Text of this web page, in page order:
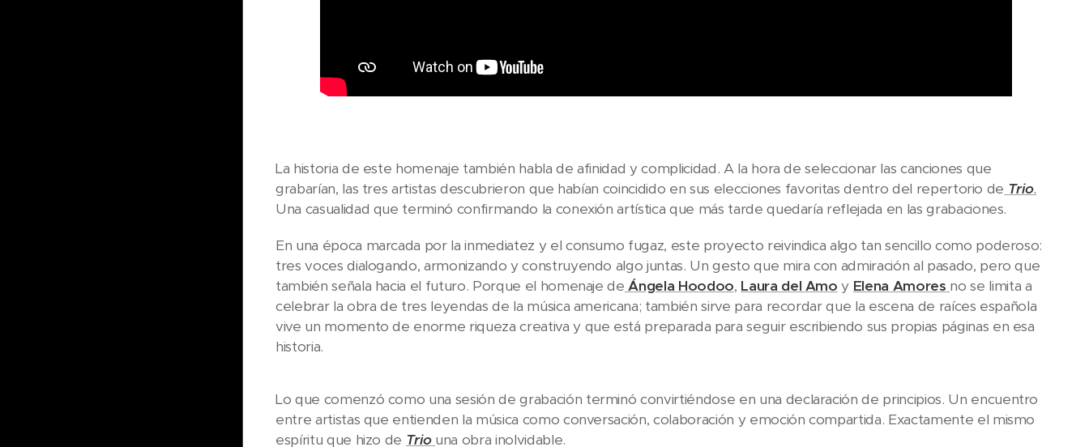
La historia de este homenaje también habla de afinidad y complicidad. A la hora de seleccionar las canciones que
grabarían, las tres artistas descubrieron que habían coincidido en sus elecciones favoritas dentro del repertorio de Trio.
Una casualidad que terminó confirmando la conexión artística que más tarde quedaría reflejada en las grabaciones.
En una época marcada por la inmediatez y el consumo fugaz, este proyecto reivindica algo tan sencillo como poderoso:
tres voces dialogando, armonizando y construyendo algo juntas. Un gesto que mira con admiración al pasado, pero que
también señala hacia el futuro. Porque el homenaje de Ángela Hoodoo, Laura del Amo y Elena Amores no se limita a
celebrar la obra de tres leyendas de la música americana; también sirve para recordar que la escena de raíces española
vive un momento de enorme riqueza creativa y que está preparada para seguir escribiendo sus propias páginas en esa
historia.
Lo que comenzó como una sesión de grabación terminó convirtiéndose en una declaración de principios. Un encuentro
entre artistas que entienden la música como conversación, colaboración y emoción compartida. Exactamente el mismo
espíritu que hizo de Trio una obra inolvidable.